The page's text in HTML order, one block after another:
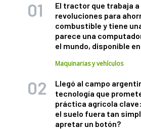
El tractor que trabaja a
revoluciones para
combustible y tiene
parece una
el mundo, disponible
Maquinarias y vehículos
Llegó al campo
tecnología que
práctica agrícola
el suelo fuera tan
apretar un botón?